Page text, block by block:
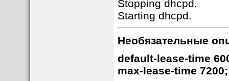
Stopping dhcpd.
Starting dhcpd.
Необязательные
default-lease-time
max-lease-time 7200;